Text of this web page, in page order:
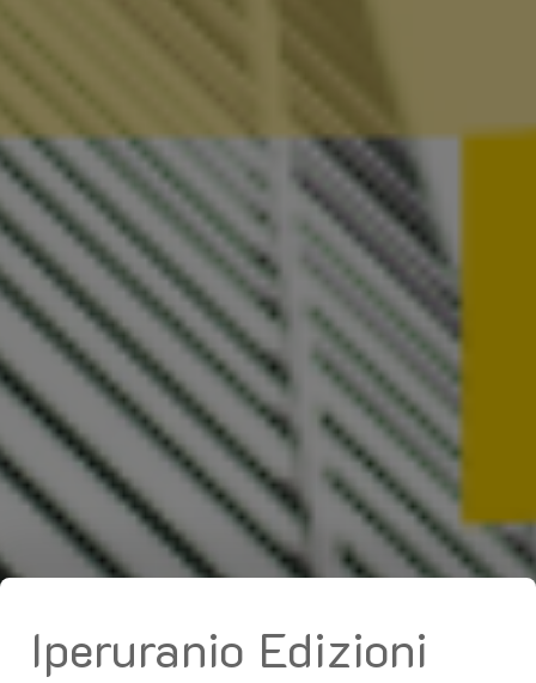
Iperuranio Edizioni